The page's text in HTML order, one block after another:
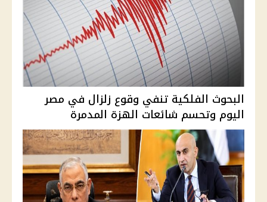
البحوث الفلكية تنفي وقوع زلزال في مصر
اليوم وتحسم شائعات الهزة المدمرة